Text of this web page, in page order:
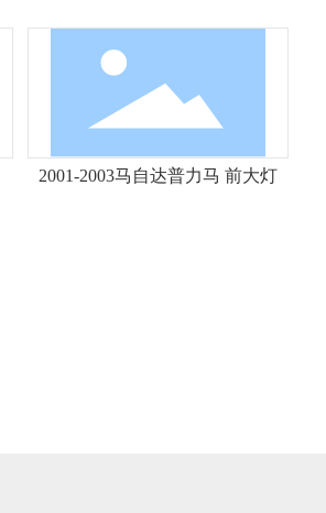
2001-2003马自达普力马 前大灯